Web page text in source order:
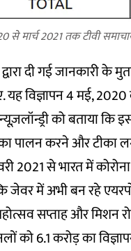
से मार्च 2021 तक टीवी
दी गई जानकारी के
विज्ञापन 4 मई,
को बताया कि
का पालन करने और टीका
2021 से भारत में
जेवर में अभी बन रहे
सप्ताह और मिशन
को 6.1 करोड़ का